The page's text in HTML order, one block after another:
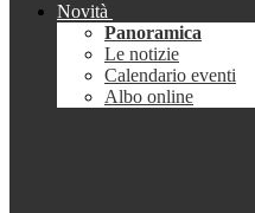
Novità
Panoramica
Le notizie
Calendario eventi
Albo online